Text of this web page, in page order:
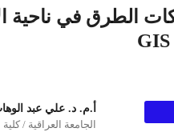
الطرق في ناحية
أ.م. د. علي عبد
الجامعة العراقية / كلية